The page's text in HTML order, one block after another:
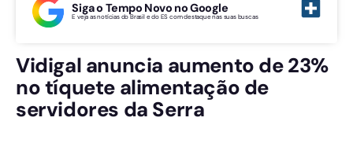
Siga o Tempo Novo no Google
E veja as notícias do Brasil e do ES com destaque nas suas buscas
Vidigal anuncia aumento de 23%
no tíquete alimentação de
servidores da Serra